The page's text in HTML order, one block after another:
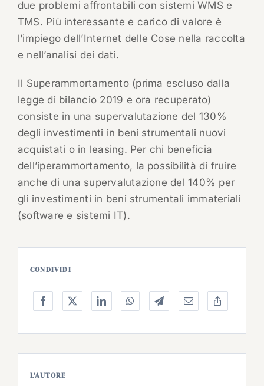
due problemi affrontabili con sistemi WMS e
TMS. Più interessante e carico di valore è
l’impiego dell’Internet delle Cose nella raccolta
e nell’analisi dei dati.
Il Superammortamento (prima escluso dalla
legge di bilancio 2019 e ora recuperato)
consiste in una supervalutazione del 130%
degli investimenti in beni strumentali nuovi
acquistati o in leasing. Per chi beneficia
dell’iperammortamento, la possibilità di fruire
anche di una supervalutazione del 140% per
gli investimenti in beni strumentali immateriali
(software e sistemi IT).
CONDIVIDI
L’AUTORE